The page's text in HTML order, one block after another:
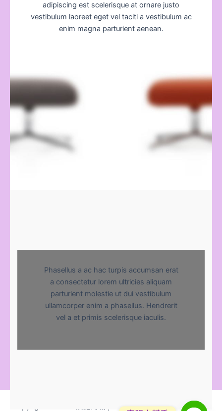
adipiscing est scelerisque at ornare justo
vestibulum laoreet eget vel taciti a vestibulum ac
enim magna parturient aenean.
Phasellus a ac hac turpis accumsan erat
a consectetur lorem ultricies aliquam
parturient molestie ut dui vestibulum
ullamcorper enim a phasellus. Hendrerit
vel a et primis scelerisque iaculis.
Copyright © 2026 宸鑫商城 | Powered byAstra WordPress